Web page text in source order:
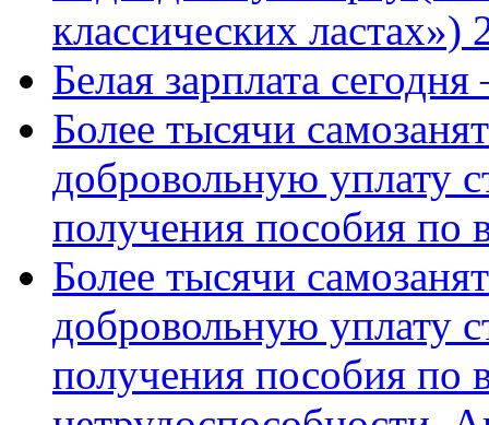
классических ластах»)
Белая зарплата
Более тысячи
добровольную уплату
получения пособия по
Более тысячи
добровольную уплату
получения пособия по